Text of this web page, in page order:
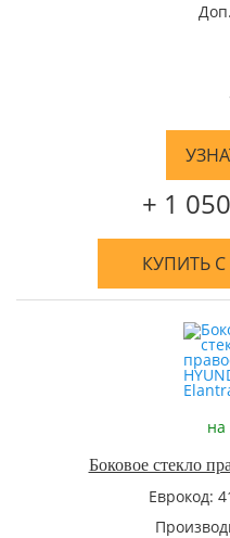
+ 1
КУПИТЬ
на
Боковое стекло
Еврокод: